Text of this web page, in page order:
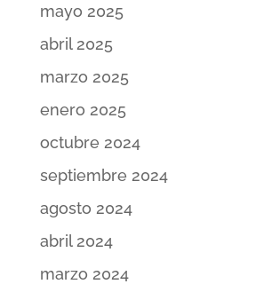
mayo 2025
abril 2025
marzo 2025
enero 2025
octubre 2024
septiembre 2024
agosto 2024
abril 2024
marzo 2024